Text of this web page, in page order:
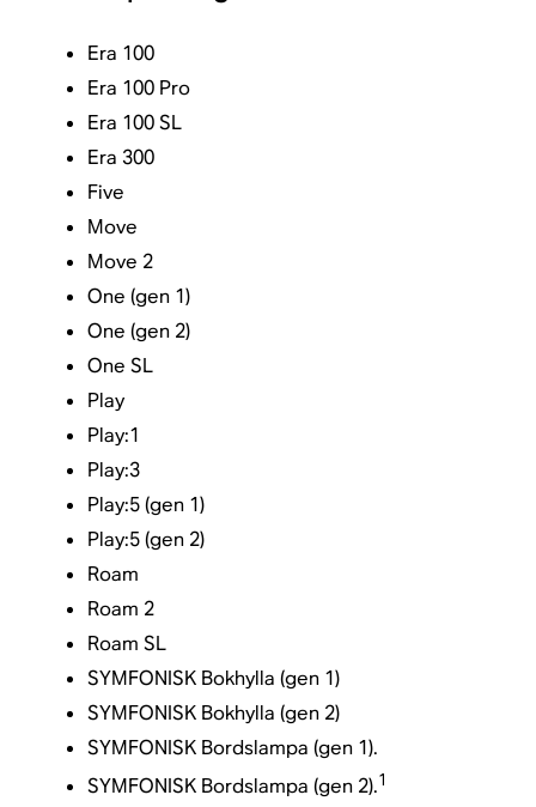
Era 100
Era 100 Pro
Era 100 SL
Era 300
Five
Move
Move 2
One (gen 1)
One (gen 2)
One SL
Play
Play:1
Play:3
Play:5 (gen 1)
Play:5 (gen 2)
Roam
Roam 2
Roam SL
SYMFONISK Bokhylla (gen 1)
SYMFONISK Bokhylla (gen 2)
SYMFONISK Bordslampa (gen 1).
SYMFONISK Bordslampa (gen 2).1